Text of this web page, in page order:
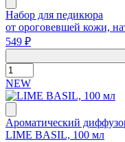
Набор для педикюра
от ороговевшей кожи,
549 ₽
NEW
Ароматический
LIME BASIL, 100 мл